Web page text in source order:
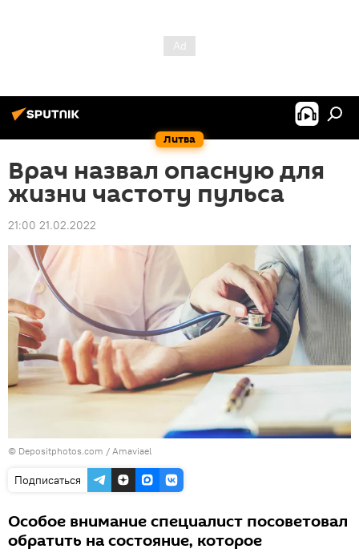
Литва
Врач назвал опасную для
жизни частоту пульса
21:00 21.02.2022
© Depositphotos.com / Amaviael
Подписаться
Особое внимание специалист посоветовал
обратить на состояние, которое